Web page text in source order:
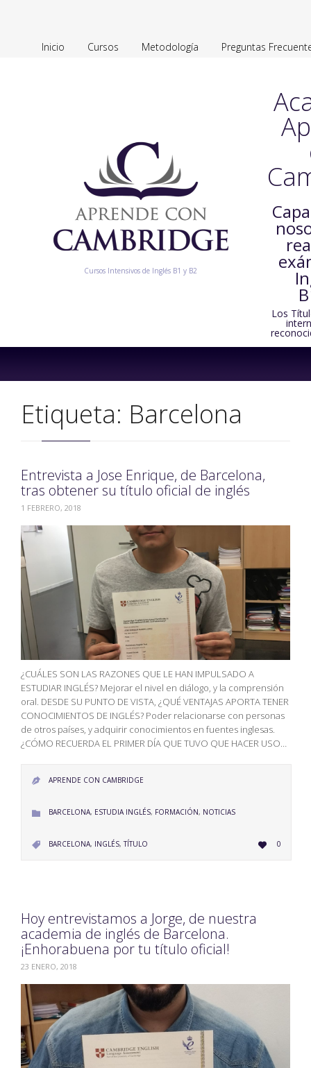
Inicio Cursos Metodología Preguntas
Cursos Intensivos de Inglés B1 y B2
Los
content
Etiqueta: Barcelona
Entrevista a Jose Enrique, de Barcelona,
tras obtener su título oficial de inglés
1 FEBRERO, 2018
¿CUÁLES SON LAS RAZONES QUE LE HAN IMPULSADO A
ESTUDIAR INGLÉS? Mejorar el nivel en diálogo, y la comprensión
oral. DESDE SU PUNTO DE VISTA, ¿QUÉ VENTAJAS APORTA TENER
CONOCIMIENTOS DE INGLÉS? Poder relacionarse con personas
de otros países, y adquirir conocimientos en fuentes inglesas.
¿CÓMO RECUERDA EL PRIMER DÍA QUE TUVO QUE HACER USO…
 APRENDE CON CAMBRIDGE
 CATEGORY
BARCELONA, ESTUDIA INGLÉS, FORMACIÓN, NOTICIAS
 CATEGORY
BARCELONA, INGLÉS,TÍTULO  LOVE
IT0
Hoy entrevistamos a Jorge, de nuestra
academia de inglés de Barcelona.
¡Enhorabuena por tu título oficial!
23 ENERO, 2018